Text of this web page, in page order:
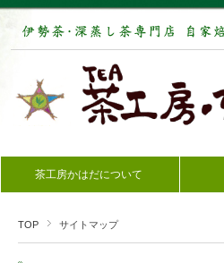
茶工房かはだについて
TOP サイトマップ